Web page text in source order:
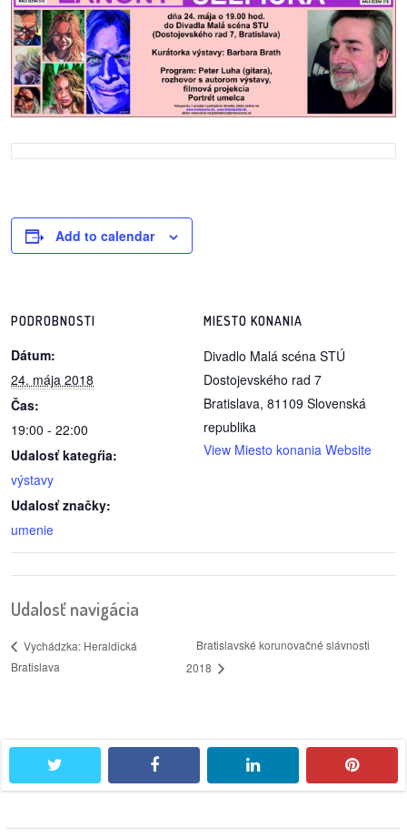
nás
reklama
Add to calendar
PODROBNOSTI
Dátum:
24. mája 2018
Čas:
19:00 - 22:00
Udalosť kategŕia:
výstavy
Udalosť značky:
umenie
MIESTO KONANIA
Divadlo Malá scéna STÚ
Dostojevského rad 7
Bratislava, 81109 Slovenská
republika
View Miesto konania Website
Udalosť navigácia
Vychádzka: Heraldická
Bratislava
Bratislavské korunovačné slávnosti
2018
facebook linkedin